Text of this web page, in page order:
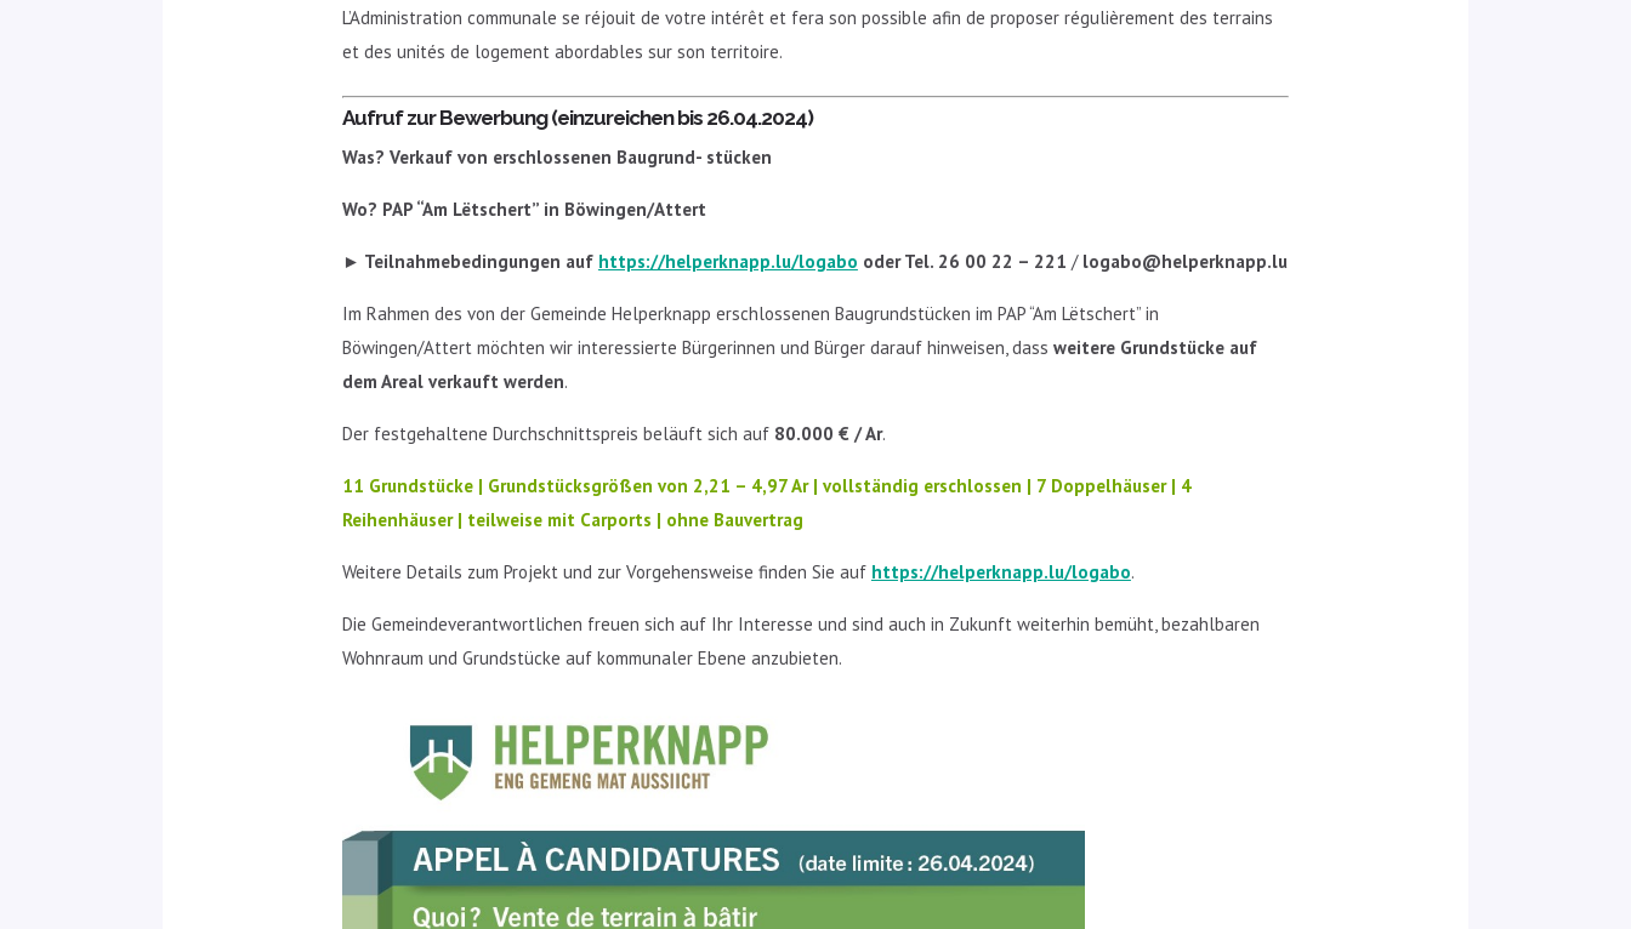
L’Administration communale se réjouit de votre intérêt et fera son pos­sible afin de proposer régulièrement des terrains
et des unités de loge­ment abordables sur son territoire.
Aufruf zur Bewerbung (einzureichen bis 26.04.2024)
Was? Verkauf von erschlossenen Baugrund- stücken
Wo? PAP “Am Lëtschert” in Böwingen/Attert
► Teilnahmebedingungen auf https://helperknapp.lu/logabo oderTel. 26 00 22 – 221 / logabo@helperknapp.lu
Im Rahmen des von der Gemeinde Helperknapp erschlossenen Baugrundstücken im PAP “Am Lëtschert” in
Böwingen/Attert möchten wir interessierte Bürgerinnen und Bürger darauf hinweisen, dass weitere Grundstücke auf
dem Areal verkauft werden.
Der festgehaltene Durchschnittspreis beläuft sich auf 80.000 € / Ar.
11 Grundstücke | Grundstücksgrößen von 2,21 – 4,97 Ar | vollständig erschlossen | 7 Doppelhäuser | 4
Reihenhäuser | teilweise mit Carports | ohne Bauvertrag
Weitere Details zum Projekt und zur Vorgehensweise finden Sie auf https://helperknapp.lu/logabo.
Die Gemeindeverantwortlichen freuen sich auf Ihr Interesse und sind auch in Zukunft weiterhin bemüht, bezahlbaren
Wohnraum und Grund­stücke auf kommunaler Ebene anzubieten.